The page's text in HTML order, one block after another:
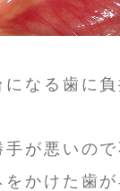
なる歯に
手が悪いの
をかけた歯